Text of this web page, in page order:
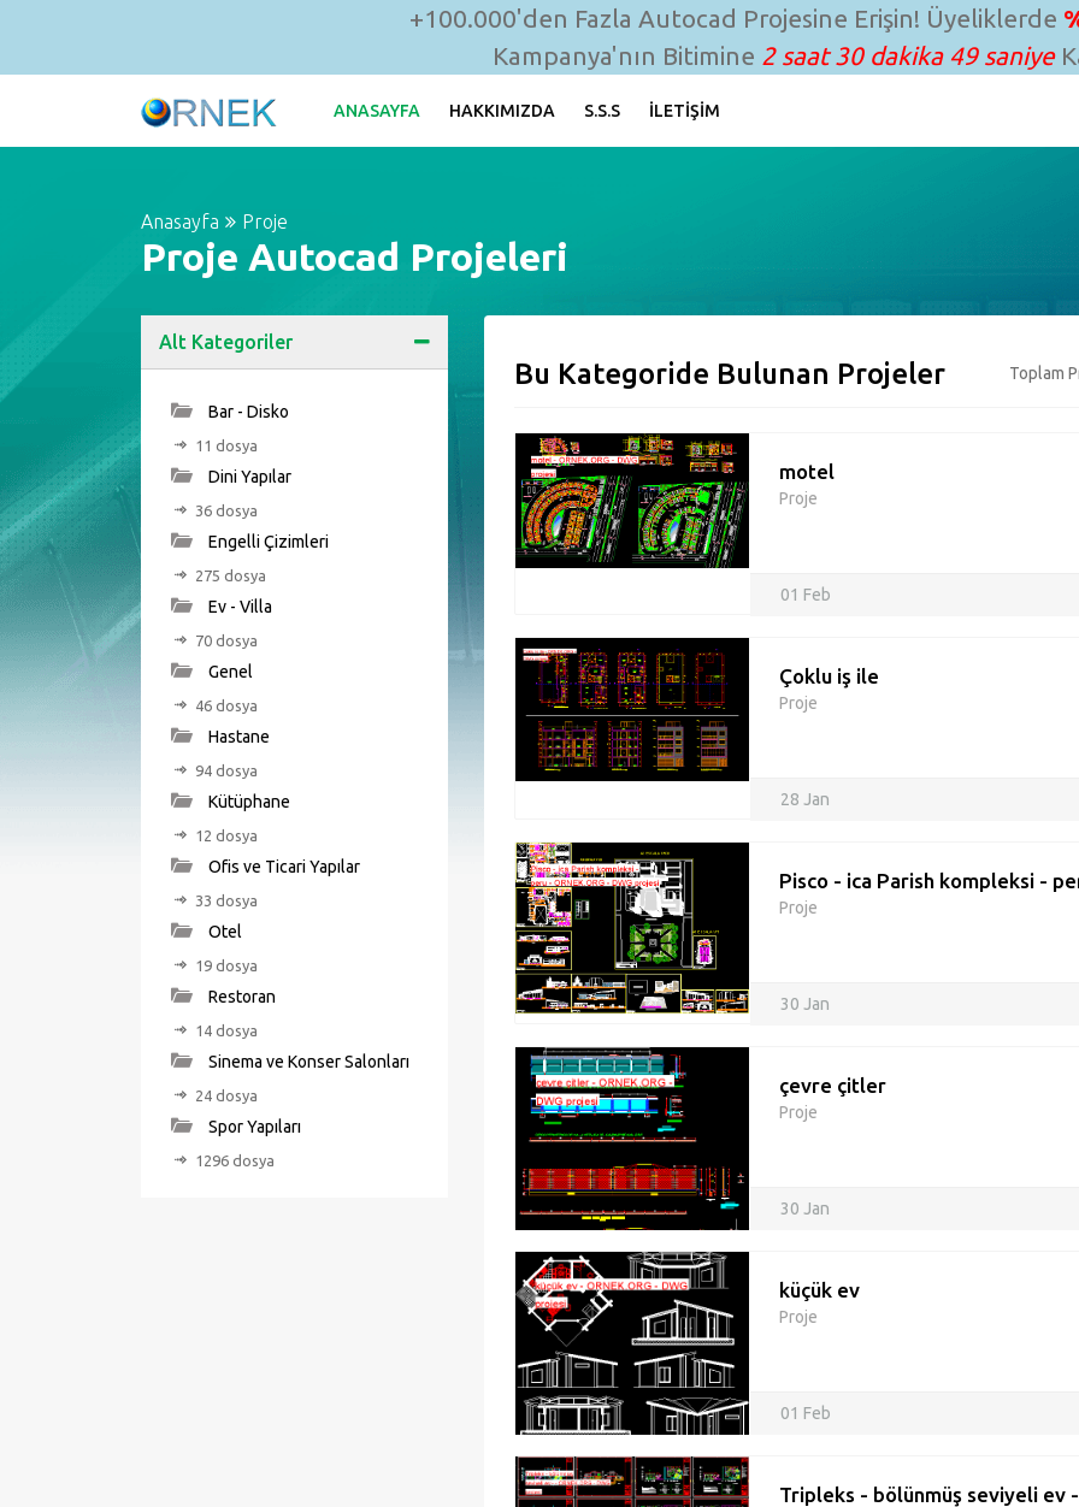
+100.000'den Fazla Autocad Projesine Erişin! Üyeliklerde
Kampanya'nın Bitimine 2 saat 30 dakika 48 saniye
ANASAYFA HAKKIMIZDA S.S.S İLETIŞIM
Anasayfa Proje
Proje Autocad Projeleri
Alt Kategoriler
Bar - Disko
11 dosya
Dini Yapılar
36 dosya
Engelli Çizimleri
275 dosya
Ev - Villa
70 dosya
Genel
46 dosya
Hastane
94 dosya
Kütüphane
12 dosya
Ofis ve Ticari Yapılar
33 dosya
Otel
19 dosya
Restoran
14 dosya
Sinema ve Konser Salonları
24 dosya
Spor Yapıları
1296 dosya
Bu Kategoride Bulunan Projeler Toplam
motel
Proje
01 Feb
Çoklu iş ile
Proje
28 Jan
Pisco - ica Parish kompleksi -
Proje
30 Jan
çevre çitler
Proje
30 Jan
küçük ev
Proje
01 Feb
Tripleks - bölünmüş seviyeli ev -